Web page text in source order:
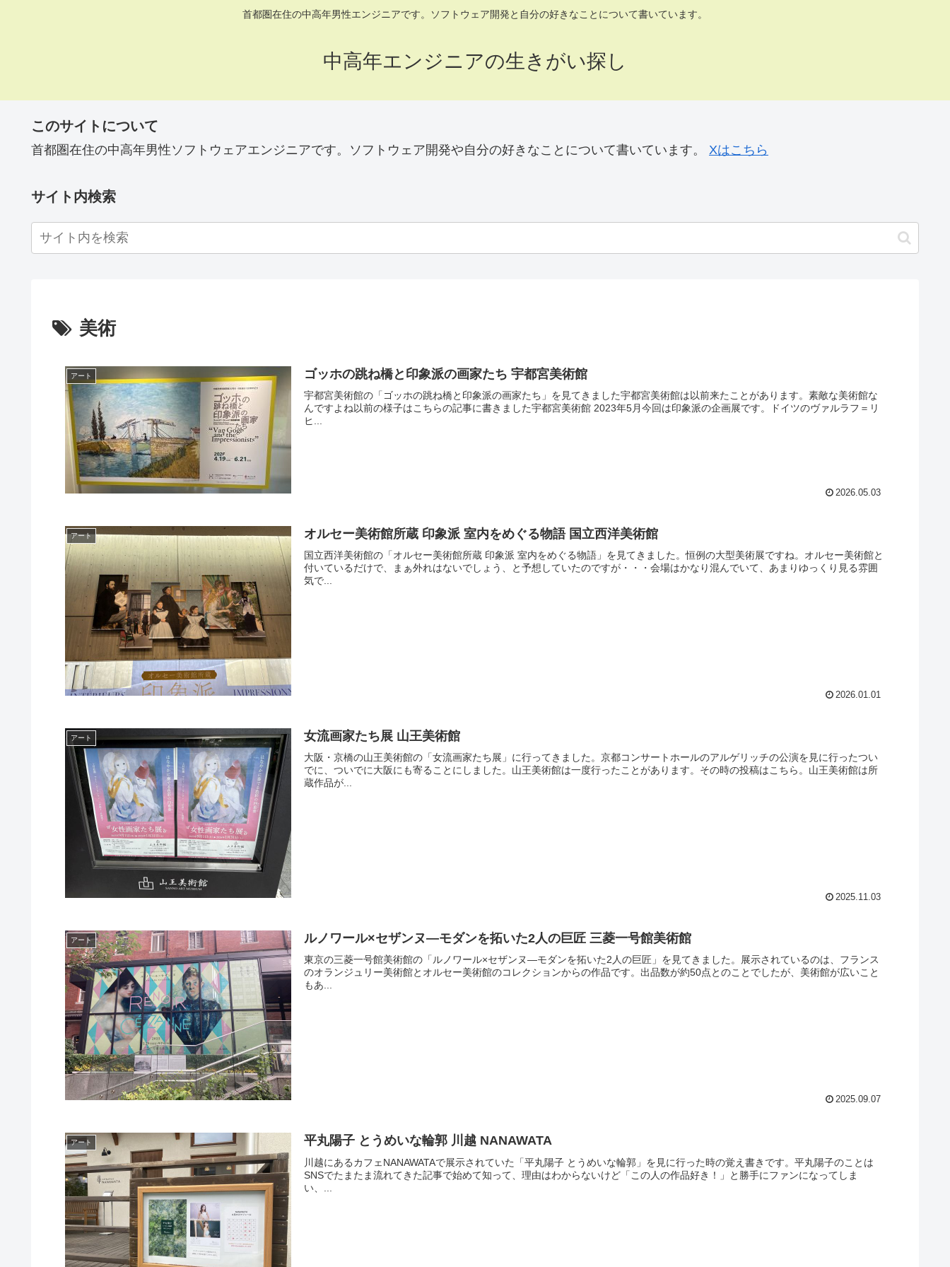
首都圏在住の中高年男性エンジニアです。ソフトウェア開発と自分の好きなことについて書いています。
中高年エンジニアの生きがい探し
このサイトについて
首都圏在住の中高年男性ソフトウェアエンジニアです。ソフトウェア開発や自分の好きなことについて書いています。 Xはこちら
サイト内検索
美術
アート ゴッホの跳ね橋と印象派の画家たち 宇都宮美術館
宇都宮美術館の「ゴッホの跳ね橋と印象派の画家たち」を見てきました宇都宮美術館は以前来たことがあります。素敵な美術館な
んですよね以前の様子はこちらの記事に書きました宇都宮美術館 2023年5月今回は印象派の企画展です。ドイツのヴァルラフ＝リ
ヒ...
2026.05.03
アート オルセー美術館所蔵 印象派 室内をめぐる物語 国立西洋美術館
国立西洋美術館の「オルセー美術館所蔵 印象派 室内をめぐる物語」を見てきました。恒例の大型美術展ですね。オルセー美術館と
付いているだけで、まぁ外れはないでしょう、と予想していたのですが・・・会場はかなり混んでいて、あまりゆっくり見る雰囲
気で...
2026.01.01
アート 女流画家たち展 山王美術館
大阪・京橋の山王美術館の「女流画家たち展」に行ってきました。京都コンサートホールのアルゲリッチの公演を見に行ったつい
でに、ついでに大阪にも寄ることにしました。山王美術館は一度行ったことがあります。その時の投稿はこちら。山王美術館は所
蔵作品が...
2025.11.03
アート ルノワール×セザンヌ―モダンを拓いた2人の巨匠 三菱一号館美術館
東京の三菱一号館美術館の「ルノワール×セザンヌ―モダンを拓いた2人の巨匠」を見てきました。展示されているのは、フランス
のオランジュリー美術館とオルセー美術館のコレクションからの作品です。出品数が約50点とのことでしたが、美術館が広いこと
もあ...
2025.09.07
アート 平丸陽子 とうめいな輪郭 川越 NANAWATA
川越にあるカフェNANAWATAで展示されていた「平丸陽子 とうめいな輪郭」を見に行った時の覚え書きです。平丸陽子のことは
SNSでたまたま流れてきた記事で始めて知って、理由はわからないけど「この人の作品好き！」と勝手にファンになってしま
い、...